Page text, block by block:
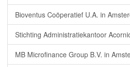
Bioventus Coöperatief U.A. in
Stichting Administratiekantoor
MB Microfinance Group B.V. in